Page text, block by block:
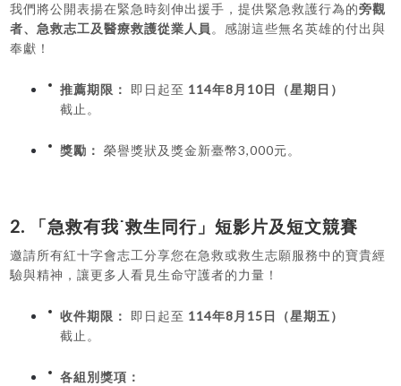
我們將公開表揚在緊急時刻伸出援手，提供緊急救護行為的旁觀
者、急救志工及醫療救護從業人員 。感謝這些無名英雄的付出與
奉獻！
推薦期限： 即日起至 114年8月10日（星期日）
截止。
獎勵： 榮譽獎狀及獎金新臺幣3,000元。
2. 「急救有我˙救生同行」短影片及短文競賽
邀請所有紅十字會志工分享您在急救或救生志願服務中的寶貴經
驗與精神，讓更多人看見生命守護者的力量！
收件期限： 即日起至 114年8月15日（星期五）
截止。
各組別獎項：